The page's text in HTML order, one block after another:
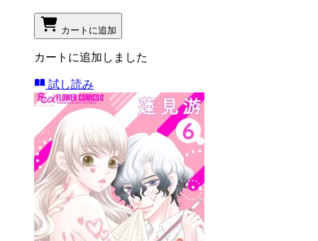
カートに追加
カートに追加しました
試し読み